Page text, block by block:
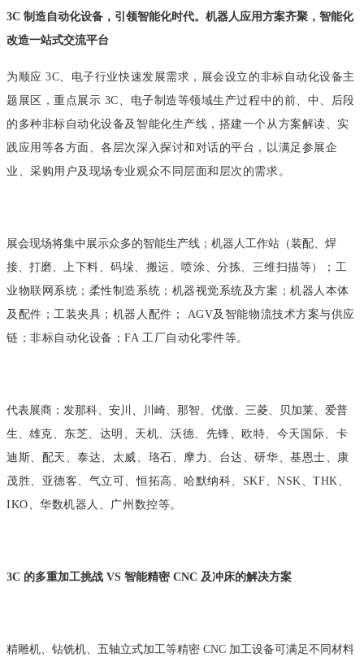
3C 制造自动化设备，引领智能化时代。机器人应用方案齐聚，智能化
改造一站式交流平台
为顺应 3C、电子行业快速发展需求，展会设立的非标自动化设备主
题展区，重点展示 3C、电子制造等领域生产过程中的前、中、后段
的多种非标自动化设备及智能化生产线，搭建一个从方案解读、实
践应用等各方面、各层次深入探讨和对话的平台，以满足参展企
业、采购用户及现场专业观众不同层面和层次的需求。
展会现场将集中展示众多的智能生产线；机器人工作站（装配、焊
接、打磨、 上下料、码垛、搬运、喷涂、分拣、三维扫描等）；工
业物联网系统；柔性制造 系统；机器视觉系统及方案；机器人本体
及配件；工装夹具；机器人配件； AGV及智能物流技术方案与供应
链；非标自动化设备；FA 工厂自动化零件等。
代表展商：发那科、安川、川崎、那智、优傲、三菱、贝加莱、爱普
生、雄克、东芝、达明、天机、沃德、先锋、欧特、今天国际、卡
迪斯、配天、泰达、 太威、珞石、摩力、台达、研华、基恩士、康
茂胜、亚德客、气立可、恒拓高、 哈默纳科、SKF、NSK、THK、
IKO、华数机器人、广州数控等。
3C 的多重加工挑战 VS 智能精密 CNC 及冲床的解决方案
精雕机、钻铣机、五轴立式加工等精密 CNC 加工设备可满足不同材料